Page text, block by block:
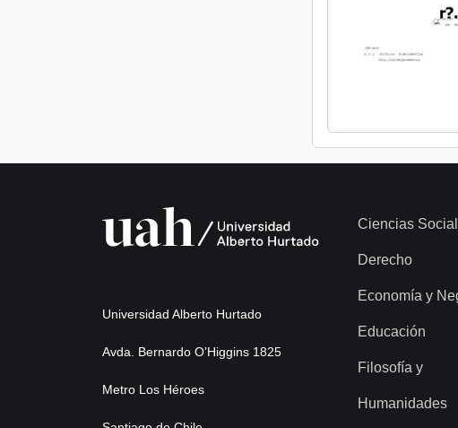
Universidad Alberto Hurtado
Avda. Bernardo O’Higgins 1825
Metro Los Héroes
Ciencias
Derecho
Economía y
Educación
Filosofía y
Humanidades